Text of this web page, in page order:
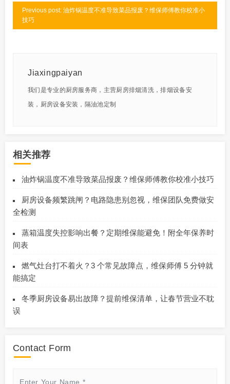
Previous post: 油炸锅温度不准导致菜品报废？维保师傅教你校准小
技巧
Jiaxingpaiyan
我们是专业的厨房服务商，主营厨房排烟清洗，排烟设备安
装，厨房设备安装，隔油池定制
相关推荐
油炸锅温度不准导致菜品报废？维保师傅教你校准小技巧
厨房设备频繁跳闸？电路隐患别忽视，维保团队免费做安
全检测
蒸箱温度失控影响出餐？定期维保能避免！附全年保养时
间表
燃气灶台打不着火？3 个常见故障点，维保师傅 5 分钟就
能搞定
冬季厨房设备易出故障？提前维保清单，让春节营业不耽
误
Contact Form